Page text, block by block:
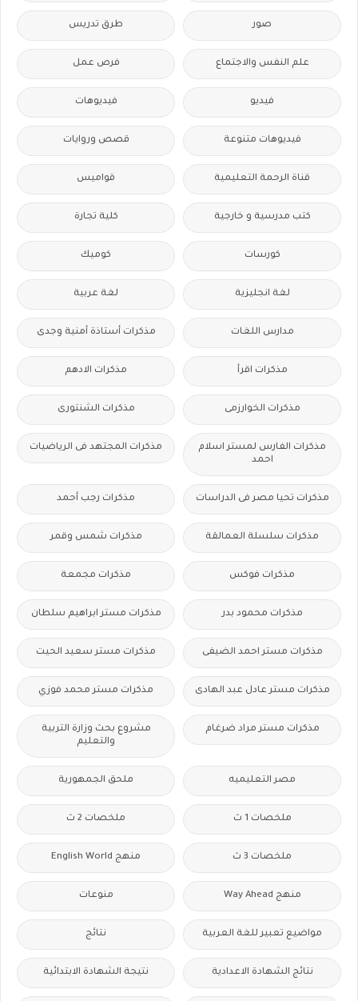
صور طرق تدريس
علم النفس والاجتماع فرص عمل
فيديو فيديوهات
فيديوهات متنوعة قصص وروايات
قناة الرحمة التعليمية قواميس
كتب مدرسية و خارجية كلية تجارة
كورسات كوميك
لغة انجليزية لغة عربية
مدارس اللغات مذكرات أستاذة أمنية وجدى
مذكرات اقرأ مذكرات الادهم
مذكرات الخوارزمى مذكرات الشنتورى
مذكرات الفارس لمستر اسلام
احمد
مذكرات المجتهد فى الرياضيات
مذكرات تحيا مصر فى الدراسات مذكرات رجب أحمد
مذكرات سلسلة العمالقة مذكرات شمس وقمر
مذكرات فوكس مذكرات مجمعة
مذكرات محمود بدر مذكرات مستر ابراهيم سلطان
مذكرات مستر احمد الضيفى مذكرات مستر سعيد الحيت
مذكرات مستر عادل عبد الهادى مذكرات مستر محمد فوزي
مذكرات مستر مراد ضرغام
مشروع بحث وزارة التربية
والتعليم
مصر التعليميه ملحق الجمهورية
ملخصات 1 ث ملخصات 2 ث
ملخصات 3 ث منهج English World
منهج Way Ahead منوعات
مواضيع تعبير للغة العربية نتائج
نتائج الشهادة الاعدادية نتيجة الشهادة الابتدائية